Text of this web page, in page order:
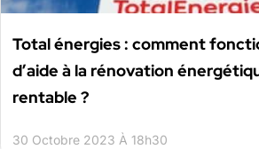
Total énergies : comment
d’aide à la rénovation
rentable ?
30 Octobre 2023 À 18h30